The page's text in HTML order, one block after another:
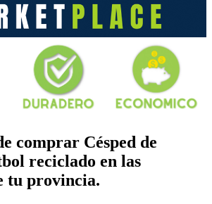
comprar Césped de
reciclado en las
tu provincia.